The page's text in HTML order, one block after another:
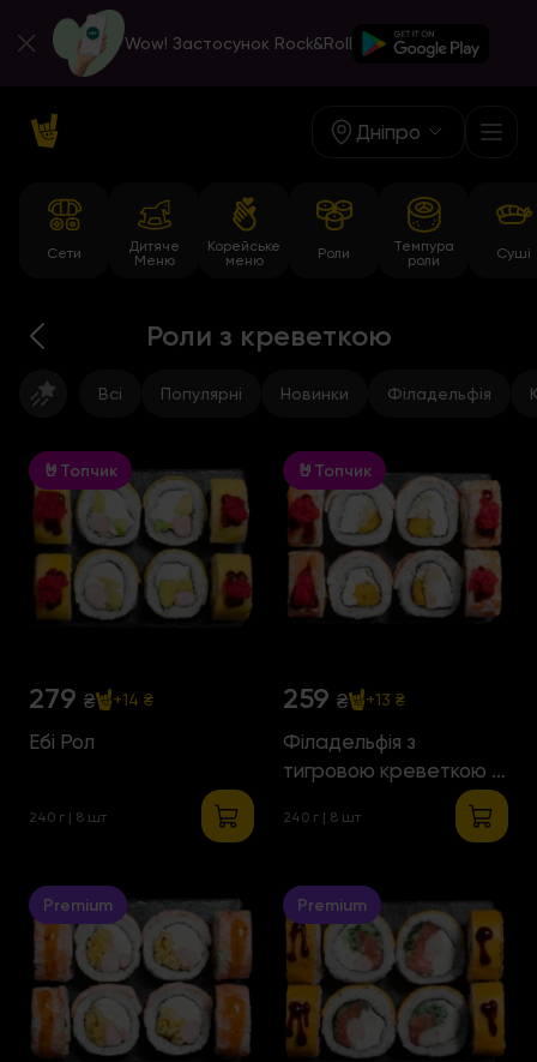
Wow! Застосунок Rock&Roll
Дніпро
Сети
Дитяче
Меню
Корейське
меню
Роли
Темпура
роли
Суші
Роли з креветкою
Всі Популярні Новинки Філадельфія
🤘Топчик
279 ₴ +14 ₴
Ебі Рол
240 г | 8 шт
🤘Топчик
259 ₴ +13 ₴
Філадельфія з
тигровою креветкою і
240 г | 8 шт
Premium Premium